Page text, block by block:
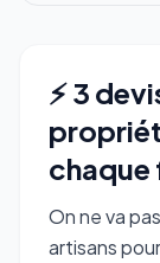
⚡ 3
chaque
On ne va
artisans